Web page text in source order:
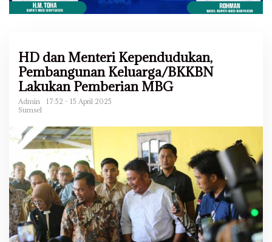
HD dan Menteri Kependudukan,
Pembangunan Keluarga/BKKBN
Lakukan Pemberian MBG
Admin
17:52 - 15 April 2025
Sumsel